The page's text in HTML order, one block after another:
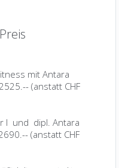
mit Antara
(anstatt CHF
I und dipl. Antara
(anstatt CHF